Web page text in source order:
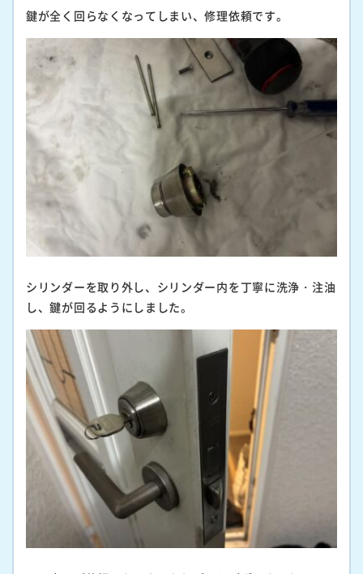
鍵が全く回らなくなってしまい、修理依頼です。
シリンダーを取り外し、シリンダー内を丁寧に洗浄・注油
し、鍵が回るようにしました。